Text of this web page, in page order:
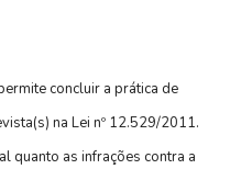
concluir a prática de
na Lei nº 12.529/2011.
quanto as infrações contra a